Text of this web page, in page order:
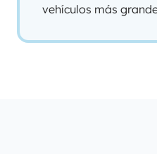
vehículos más